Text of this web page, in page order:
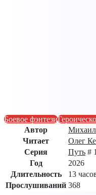
Боевое фэнтези
Автор
Читает
Олег
Серия
Путь #
Год
2026
Длительность
13
Прослушиваний 368